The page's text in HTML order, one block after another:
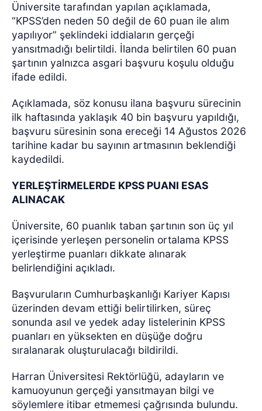
Üniversite tarafından yapılan açıklamada,
“KPSS’den neden 50 değil de 60 puan ile alım
yapılıyor” şeklindeki iddiaların gerçeği
yansıtmadığı belirtildi. İlanda belirtilen 60 puan
şartının yalnızca asgari başvuru koşulu olduğu
ifade edildi.
Açıklamada, söz konusu ilana başvuru sürecinin
ilk haftasında yaklaşık 40 bin başvuru yapıldığı,
başvuru süresinin sona ereceği 14 Ağustos 2026
tarihine kadar bu sayının artmasının beklendiği
kaydedildi.
YERLEŞTİRMELERDE KPSS PUANI ESAS
ALINACAK
Üniversite, 60 puanlık taban şartının son üç yıl
içerisinde yerleşen personelin ortalama KPSS
yerleştirme puanları dikkate alınarak
belirlendiğini açıkladı.
Başvuruların Cumhurbaşkanlığı Kariyer Kapısı
üzerinden devam ettiği belirtilirken, süreç
sonunda asıl ve yedek aday listelerinin KPSS
puanları en yüksekten en düşüğe doğru
sıralanarak oluşturulacağı bildirildi.
Harran Üniversitesi Rektörlüğü, adayların ve
kamuoyunun gerçeği yansıtmayan bilgi ve
söylemlere itibar etmemesi çağrısında bulundu.